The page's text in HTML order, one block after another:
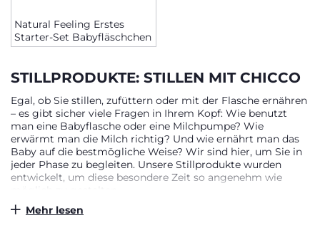
Natural Feeling Erstes
Starter-Set Babyfläschchen
STILLPRODUKTE: STILLEN MIT CHICCO
Egal, ob Sie stillen, zufüttern oder mit der Flasche ernähren
– es gibt sicher viele Fragen in Ihrem Kopf: Wie benutzt
man eine Babyflasche oder eine Milchpumpe? Wie
erwärmt man die Milch richtig? Und wie ernährt man das
Baby auf die bestmögliche Weise? Wir sind hier, um Sie in
jeder Phase zu begleiten. Unsere Stillprodukte wurden
entwickelt, um diese besondere Zeit so angenehm wie
STILLPRODUKTE FÜR JEDE ART DES
Mehr lesen